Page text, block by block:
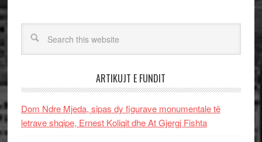
ARTIKUJT E FUNDIT
Dom Ndre Mjeda, sipas dy figurave monumentale të
letrave shqipe, Ernest Koliqit dhe At Gjergj Fishta